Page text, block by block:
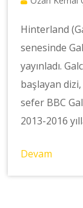
Hinterland
senesinde
yayınladı.
başlayan
sefer BBC
2013-2016
Devam